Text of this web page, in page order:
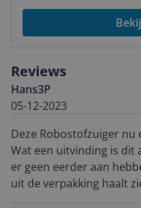
Reviews
Hans3P
05-12-2023
Deze Robostofzuiger nu
Wat een uitvinding is dit
er geen eerder aan
uit de verpakking haalt